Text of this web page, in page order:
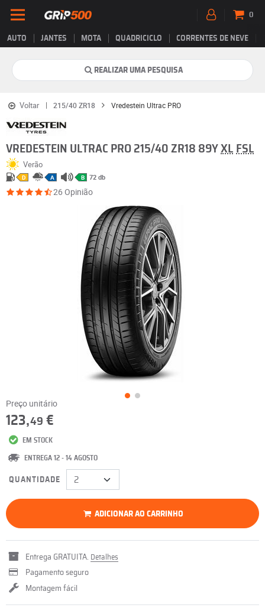
AUTO JANTES MOTA QUADRICICLO CORRENTES DE NEVE
0
REALIZAR UMA PESQUISA
Voltar 215/40 ZR18 Vredestein Ultrac PRO
VREDESTEIN ULTRAC PRO 215/40 ZR18 89Y XL FSL
Verão
D A B 72 db
26 Opinião
Preço unitário
123,49 €
EM STOCK
ENTREGA 12 - 14 AGOSTO
QUANTIDADE
ADICIONAR AO CARRINHO
Entrega GRATUITA. Detalhes
Pagamento seguro
Montagem fácil